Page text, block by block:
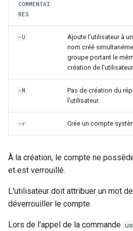
COMMENTAI
RES
-U
Ajoute l’utilisateur à
nom créé
groupe portant le
création de
-M
Pas de création du
l'utilisateur.
-r Crée un compte
À la création, le compte ne
et est verrouillé.
L'utilisateur doit attribuer un mot
déverrouiller le compte.
Lors de l'appel de la commande